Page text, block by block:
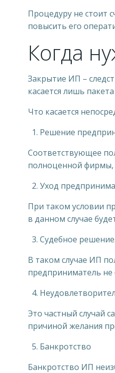
Процедуру не стоит
повысить его
Когда
Закрытие ИП –
касается лишь
Что касается
Решение
Соответствующее
полноценной фирмы,
Уход
При таком условии
в данном случае
Судебное решение.
В таком случае ИП
предприниматель не
Это частный случай
причиной желания
Банкротство
Банкротство ИП